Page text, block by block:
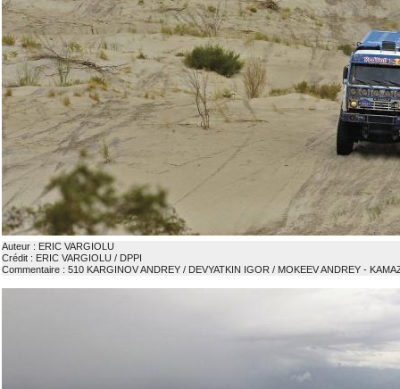
Auteur : ERIC VARGIOLU
Crédit : ERIC VARGIOLU / DPPI
Commentaire : 510 KARGINOV ANDREY / DEVYATKIN IGOR / MOKEEV ANDREY -